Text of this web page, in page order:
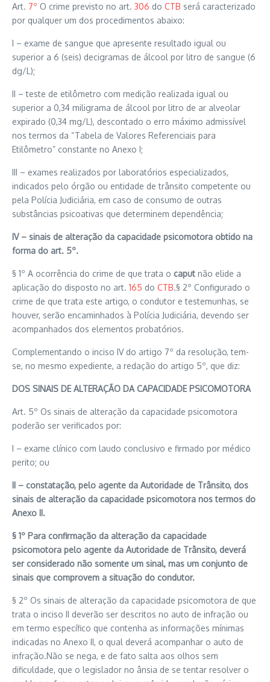
Art. 7º O crime previsto no art. 306 do CTB será caracterizado
por qualquer um dos procedimentos abaixo:
I – exame de sangue que apresente resultado igual ou
superior a 6 (seis) decigramas de álcool por litro de sangue (6
dg/L);
II – teste de etilômetro com medição realizada igual ou
superior a 0,34 miligrama de álcool por litro de ar alveolar
expirado (0,34 mg/L), descontado o erro máximo admissível
nos termos da “Tabela de Valores Referenciais para
Etilômetro” constante no Anexo I;
III – exames realizados por laboratórios especializados,
indicados pelo órgão ou entidade de trânsito competente ou
pela Polícia Judiciária, em caso de consumo de outras
substâncias psicoativas que determinem dependência;
IV – sinais de alteração da capacidade psicomotora obtido na
forma do art. 5º.
§ 1º A ocorrência do crime de que trata o caput não elide a
aplicação do disposto no art. 165 do CTB.§ 2º Configurado o
crime de que trata este artigo, o condutor e testemunhas, se
houver, serão encaminhados à Polícia Judiciária, devendo ser
acompanhados dos elementos probatórios.
Complementando o inciso IV do artigo 7º da resolução, tem-
se, no mesmo expediente, a redação do artigo 5º, que diz:
DOS SINAIS DE ALTERAÇÃO DA CAPACIDADE PSICOMOTORA
Art. 5º Os sinais de alteração da capacidade psicomotora
poderão ser verificados por:
I – exame clínico com laudo conclusivo e firmado por médico
perito; ou
II – constatação, pelo agente da Autoridade de Trânsito, dos
sinais de alteração da capacidade psicomotora nos termos do
Anexo II.
§ 1º Para confirmação da alteração da capacidade
psicomotora pelo agente da Autoridade de Trânsito, deverá
ser considerado não somente um sinal, mas um conjunto de
sinais que comprovem a situação do condutor.
§ 2º Os sinais de alteração da capacidade psicomotora de que
trata o inciso II deverão ser descritos no auto de infração ou
em termo específico que contenha as informações mínimas
indicadas no Anexo II, o qual deverá acompanhar o auto de
infração.Não se nega, e de fato salta aos olhos sem
dificuldade, que o legislador no ânsia de se tentar resolver o